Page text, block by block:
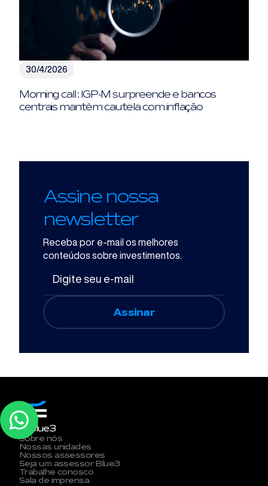
30/4/2026
Morning call: IGP-M surpreende e bancos
centrais mantêm cautela com inflação
Assine nossa
newsletter
Receba por e-mail os melhores
conteúdos sobre investimentos.
A Blue3
Sobre nós
Nossas unidades
Nossos assessores
Seja um assessor Blue3
Trabalhe conosco
Sala de imprensa